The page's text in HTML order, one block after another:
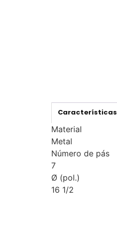
Características
Material
Metal
Número de pás
7
Ø (pol.)
16 1/2